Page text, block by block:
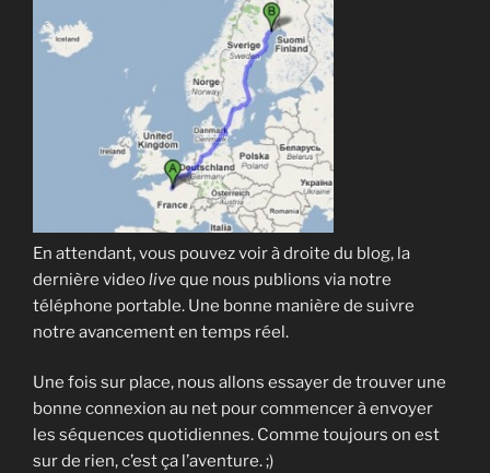
En attendant, vous pouvez voir à droite du blog, la
dernière videoliveque nous publions via notre
téléphone portable. Une bonne manière de suivre
notre avancement en temps réel.
Une fois sur place, nous allons essayer de trouver une
bonne connexion au net pour commencer à envoyer
les séquences quotidiennes. Comme toujours on est
sur de rien, c’est ça l’aventure. ;)